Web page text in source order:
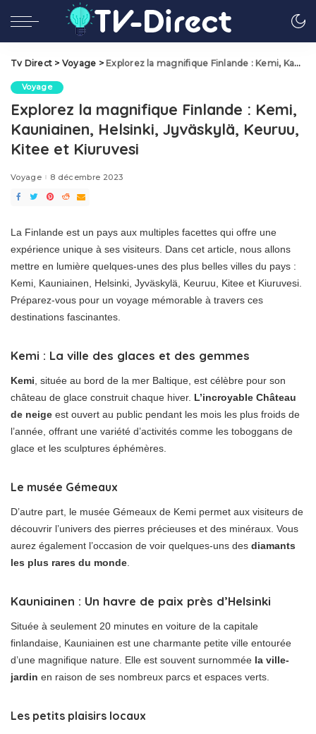
Tv Direct > Voyage > Explorez la magnifique Finlande : Kemi, Kauniainen, Helsinki, Jyväskylä, Keuruu, Kitee et Kiuruvesi
Voyage
Explorez la magnifique Finlande : Kemi,
Kauniainen, Helsinki, Jyväskylä, Keuruu,
Kitee et Kiuruvesi
Voyage 8 décembre 2023
La Finlande est un pays aux multiples facettes qui offre une
expérience unique à ses visiteurs. Dans cet article, nous allons
mettre en lumière quelques-unes des plus belles villes du pays :
Kemi, Kauniainen, Helsinki, Jyväskylä, Keuruu, Kitee et Kiuruvesi.
Préparez-vous pour un voyage mémorable à travers ces
destinations fascinantes.
Kemi : La ville des glaces et des gemmes
Kemi , située au bord de la mer Baltique, est célèbre pour son
château de glace construit chaque hiver. L’incroyable Château
de neige est ouvert au public pendant les mois les plus froids de
l’année, offrant une variété d’activités comme les toboggans de
glace et les sculptures éphémères.
Le musée Gémeaux
D’autre part, le musée Gémeaux de Kemi permet aux visiteurs de
découvrir l’univers des pierres précieuses et des minéraux. Vous
aurez également l’occasion de voir quelques-uns des diamants
les plus rares du monde
Kauniainen : Un havre de paix près d’Helsinki
Située à seulement 20 minutes en voiture de la capitale
finlandaise, Kauniainen est une charmante petite ville entourée
d’une magnifique nature. Elle est souvent surnommée la ville-
jardin en raison de ses nombreux parcs et espaces verts.
Les petits plaisirs locaux